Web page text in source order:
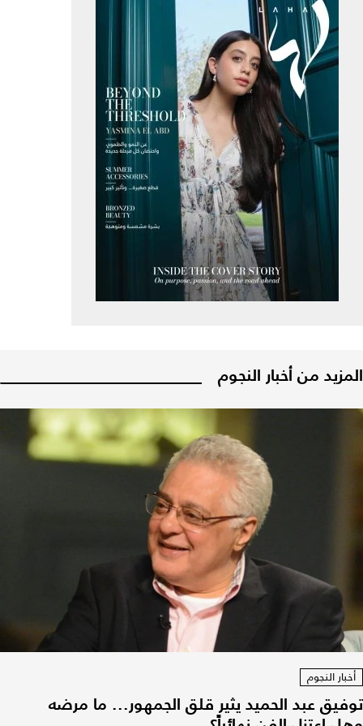
المزيد من أخبار النجوم
أخبار النجوم
توفيق عبد الحميد يثير قلق الجمهور... ما مرضه